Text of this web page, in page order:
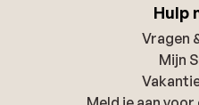
Hulp
Vragen
Mijn